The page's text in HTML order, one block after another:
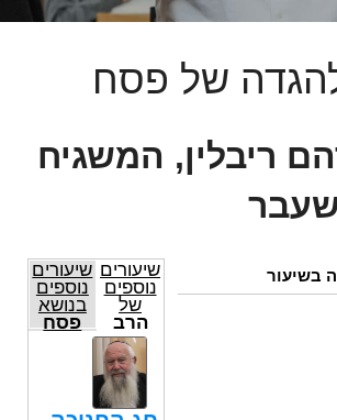
להגדה של פסח
ריבלין, המשגיח
בשיעור
שיעורים
נוספים
של
הרב
אברהם
ריבלין,
המשגיח
הרוחני
לשעבר
שיעורים
נוספים
בנושא
פסח